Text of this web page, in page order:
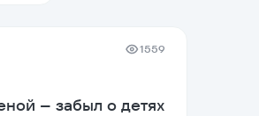
1559
– забыл о детях